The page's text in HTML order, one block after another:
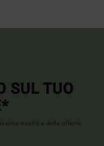
SUL TUO
novità e delle offerte